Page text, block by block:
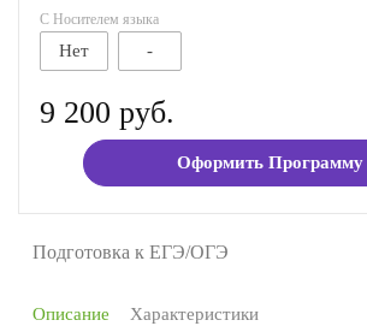
С Носителем языка
Нет -
9 200 руб.
Оформить Программу
Подготовка к ЕГЭ/ОГЭ
Описание Характеристики